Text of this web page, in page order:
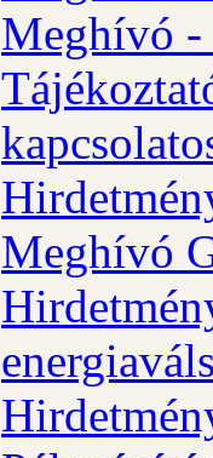
Meghívó
Meghívó